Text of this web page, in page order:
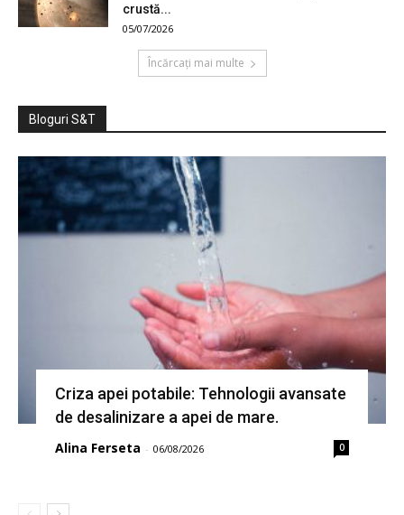
crustă...
05/07/2026
Încărcați mai multe
Bloguri S&T
Criza apei potabile: Tehnologii avansate
de desalinizare a apei de mare.
Alina Ferseta - 06/08/2026 0